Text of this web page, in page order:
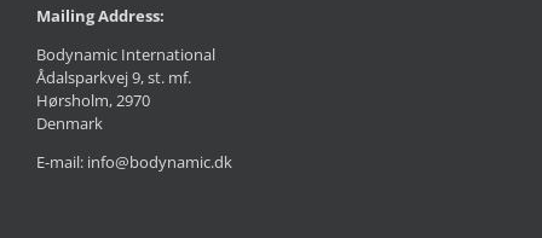
Mailing Address:
Bodynamic International
Ådalsparkvej 9, st. mf.
Hørsholm, 2970
Denmark
E-mail: info@bodynamic.dk